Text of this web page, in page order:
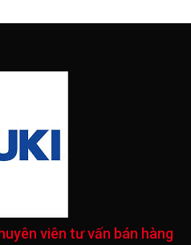
viên tư vấn bán hàng